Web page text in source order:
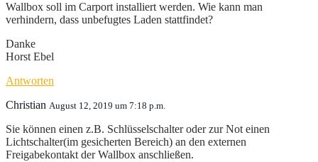
Wallbox soll im Carport installiert werden. Wie kann man
verhindern, dass unbefugtes Laden stattfindet?
Danke
Horst Ebel
Antworten
Christian August 12, 2019 um 7:18 p.m.
Sie können einen z.B. Schlüsselschalter oder zur Not einen
Lichtschalter(im gesicherten Bereich) an den externen
Freigabekontakt der Wallbox anschließen.